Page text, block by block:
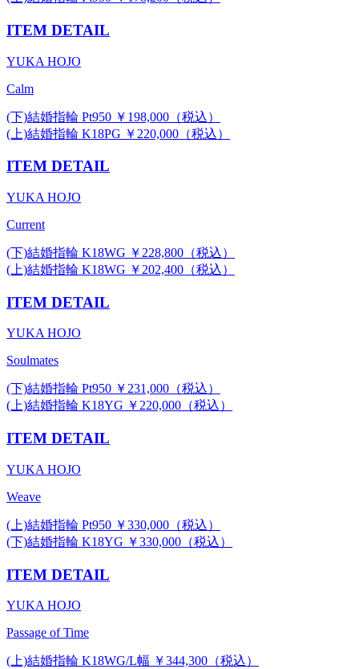
ITEM DETAIL
YUKA HOJO
Calm
(下)結婚指輪 Pt950 ￥198,000（税込）
(上)結婚指輪 K18PG ￥220,000（税込）
ITEM DETAIL
YUKA HOJO
Current
(下)結婚指輪 K18WG ￥228,800（税込）
(上)結婚指輪 K18WG ￥202,400（税込）
ITEM DETAIL
YUKA HOJO
Soulmates
(下)結婚指輪 Pt950 ￥231,000（税込）
(上)結婚指輪 K18YG ￥220,000（税込）
ITEM DETAIL
YUKA HOJO
Weave
(上)結婚指輪 Pt950 ￥330,000（税込）
(下)結婚指輪 K18YG ￥330,000（税込）
ITEM DETAIL
YUKA HOJO
Passage of Time
(上)結婚指輪 K18WG/L幅 ￥344,300（税込）